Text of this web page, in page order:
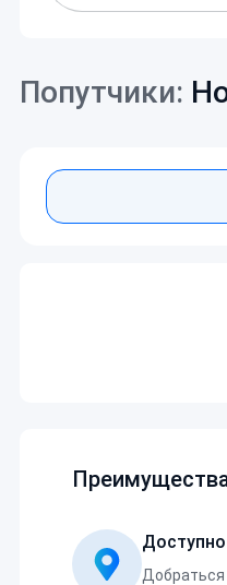
Попутчики:
Доступно
Добраться